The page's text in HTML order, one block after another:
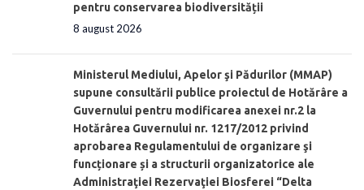
pentru conservarea biodiversității
8 august 2026
Ministerul Mediului, Apelor şi Pădurilor (MMAP)
supune consultării publice proiectul de Hotărâre a
Guvernului pentru modificarea anexei nr.2 la
Hotărârea Guvernului nr. 1217/2012 privind
aprobarea Regulamentului de organizare şi
funcționare și a structurii organizatorice ale
Administraţiei Rezervaţiei Biosferei “Delta